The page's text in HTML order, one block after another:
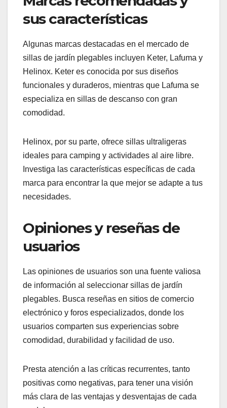
modelos de gama alta que pueden superar los
150 EUR. La calidad suele reflejarse en el precio,
inversión.
Es recomendable comparar varias marcas y
modelos, prestando atención a las reseñas de
otros usuarios para asegurarte de que estás
Marcas recomendadas y
sus características
sillas de jardín plegables incluyen Keter, Lafuma y
Helinox. Keter es conocida por sus diseños
funcionales y duraderos, mientras que Lafuma se
comodidad.
Helinox, por su parte, ofrece sillas ultraligeras
ideales para camping y actividades al aire libre.
Investiga las características específicas de cada
marca para encontrar la que mejor se adapte a tus
Opiniones y reseñas de